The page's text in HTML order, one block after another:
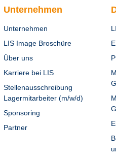
Unternehmen
Unternehmen
LIS Image Broschüre
Über uns
Karriere bei LIS
Stellenausschreibung
Lagermitarbeiter (m/w/d)
Sponsoring
Partner